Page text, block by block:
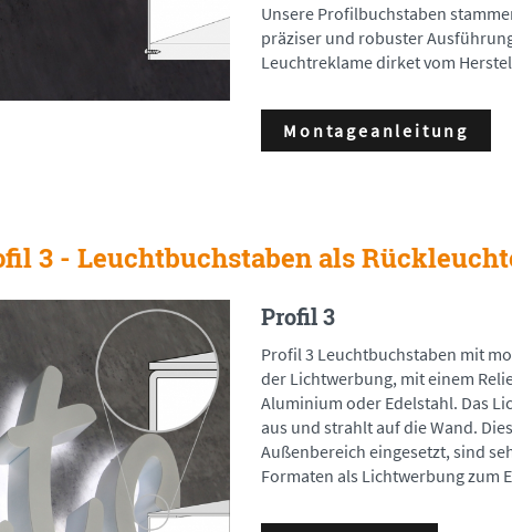
Unsere Profilbuchstaben
präziser und robuster
Leuchtreklame dirket vom
Montageanleitung
3 - Leuchtbuchstaben als
Profil 3
Profil 3 Leuchtbuchstaben mit
der Lichtwerbung, mit einem
Aluminium oder Edelstahl. Das
aus und strahlt auf die Wand.
Außenbereich eingesetzt, sind
Formaten als Lichtwerbung zum